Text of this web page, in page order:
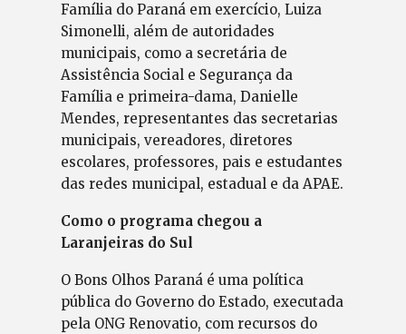
Família do Paraná em exercício, Luiza
Simonelli, além de autoridades
municipais, como a secretária de
Assistência Social e Segurança da
Família e primeira-dama, Danielle
Mendes, representantes das secretarias
municipais, vereadores, diretores
escolares, professores, pais e estudantes
das redes municipal, estadual e da APAE.
Como o programa chegou a
Laranjeiras do Sul
O Bons Olhos Paraná é uma política
pública do Governo do Estado, executada
pela ONG Renovatio, com recursos do